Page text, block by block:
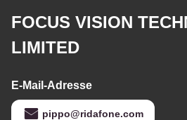
FOCUS VISION
LIMITED
E-Mail-Adresse
pippo@ridafone.com